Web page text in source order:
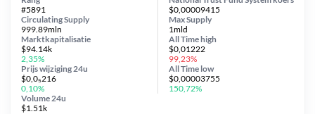
$0,00009415
Circulating Supply
999.89mln
Prijs wijziging 24u
$0,0₅216
0,10%
Max Supply
1mld
Marktkapitalisatie
$94.14k
2,35%
Volume 24u
$1.51k
#5891
All Timehigh
$0,01222
99,23%
All Time low
$0,00003755
150,72%